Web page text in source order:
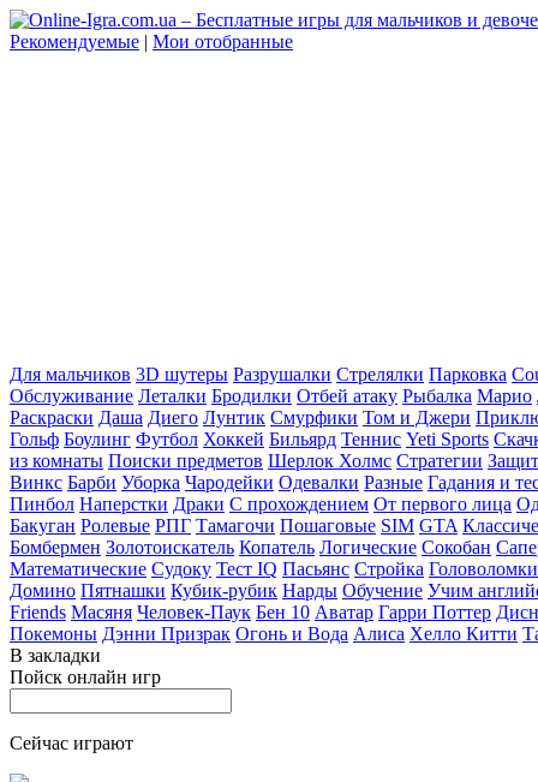
Рекомендуемые | Мои отобранные
Для мальчиков 3D шутеры Разрушалки Стрелялки Парковка
Обслуживание Леталки Бродилки Отбей атаку Рыбалка Марио
Раскраски Даша Диего Лунтик Смурфики Том и Джери
Гольф Боулинг Футбол Хоккей Бильярд Теннис Yeti Sports
из комнаты Поиски предметов Шерлок Холмс Стратегии
Винкс Барби Уборка Чародейки Одевалки Разные Гадания и
Пинбол Наперстки Драки С прохождением От первого лица
Бакуган Ролевые РПГ Тамагочи Пошаговые SIM GTA
Бомбермен Золотоискатель Копатель Логические Сокобан
Математические Судоку Тест IQ Пасьянс Стройка Головоломки
Домино Пятнашки Кубик-рубик Нарды Обучение Учим
Friends Масяня Человек-Паук Бен 10 Аватар Гарри Поттер
Покемоны Дэнни Призрак Огонь и Вода Алиса Хелло Китти
В закладки
Пойск онлайн игр
Сейчас играют